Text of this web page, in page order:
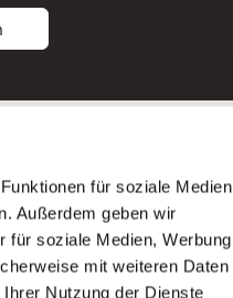
für soziale Medien
Außerdem geben wir
für soziale Medien, Werbung
mit weiteren Daten
Nutzung der Dienste
nach Bundesland
nach Bundesländern